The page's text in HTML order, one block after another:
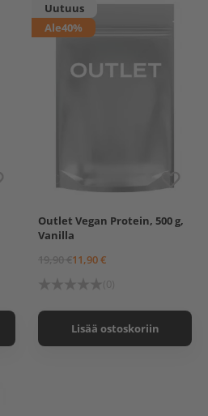
Uutuus
Ale40%
Outlet Vegan Protein, 500 g,
Vanilla
19,90 €11,90 €
Lisää ostoskoriin